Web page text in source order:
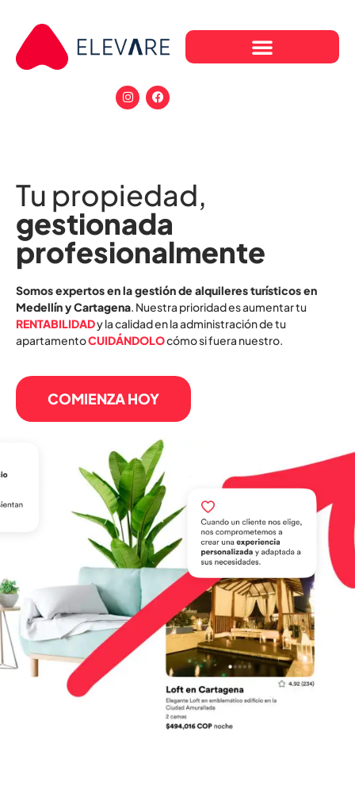
Tu propiedad,
gestionada
profesionalmente
Somos expertos en la gestión de alquileres turísticos en
Medellín y Cartagena. Nuestra prioridad es aumentar tu
RENTABILIDADy la calidad en la administración de tu
apartamentoCUIDÁNDOLOcómo si fuera nuestro.
COMIENZA HOY